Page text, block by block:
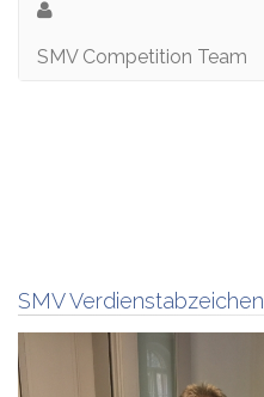
SMV Competition Team
SMV Verdienstabzeichen